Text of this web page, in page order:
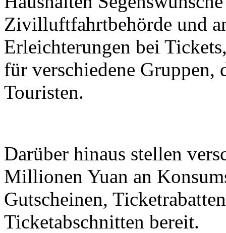
Zivilluftfahrtbehörde und
Erleichterungen bei
für verschiedene Gruppen,
Touristen.
Darüber hinaus stellen
Millionen Yuan an
Gutscheinen,
Ticketabschnitten bereit.